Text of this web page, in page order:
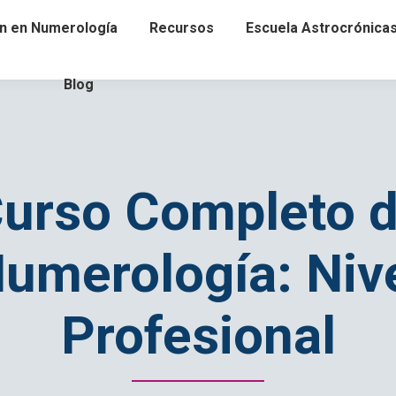
en Numerología Recursos Escuela Astrocrónicas
Blog
Completo
Profesional